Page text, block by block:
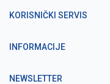
KORISNIČKI SERVIS
INFORMACIJE
NEWSLETTER